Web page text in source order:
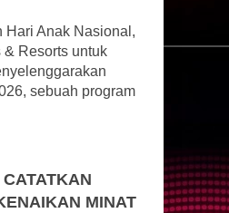
Hari Anak Nasional,
Resorts untuk
sebuah program
MINAT